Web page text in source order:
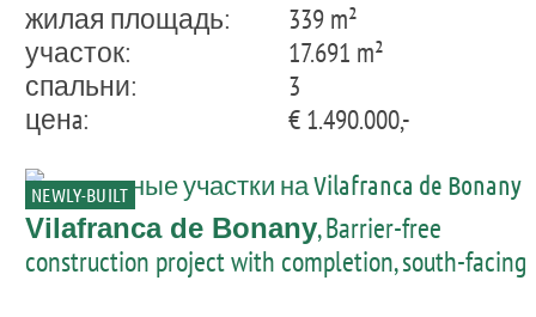
жилая площадь:
339 m²
участок:
17.691 m²
спальни:
3
ценa:
€ 1.490.000,-
NEWLY-BUILT
Vilafranca de Bonany, Barrier-free
construction project with completion, south-facing